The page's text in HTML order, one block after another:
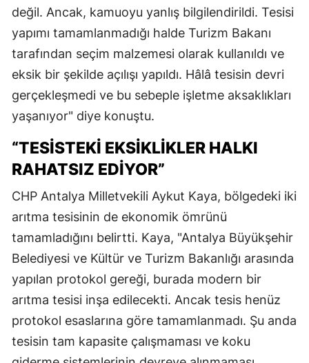
değil. Ancak, kamuoyu yanlış bilgilendirildi. Tesisi
yapımı tamamlanmadığı halde Turizm Bakanı
tarafından seçim malzemesi olarak kullanıldı ve
eksik bir şekilde açılışı yapıldı. Hâlâ tesisin devri
gerçekleşmedi ve bu sebeple işletme aksaklıkları
yaşanıyor" diye konuştu.
“TESİSTEKİ EKSİKLİKLER HALKI
RAHATSIZ EDİYOR”
CHP Antalya Milletvekili Aykut Kaya, bölgedeki iki
arıtma tesisinin de ekonomik ömrünü
tamamladığını belirtti. Kaya, "Antalya Büyükşehir
Belediyesi ve Kültür ve Turizm Bakanlığı arasında
yapılan protokol gereği, burada modern bir
arıtma tesisi inşa edilecekti. Ancak tesis henüz
protokol esaslarına göre tamamlanmadı. Şu anda
tesisin tam kapasite çalışmaması ve koku